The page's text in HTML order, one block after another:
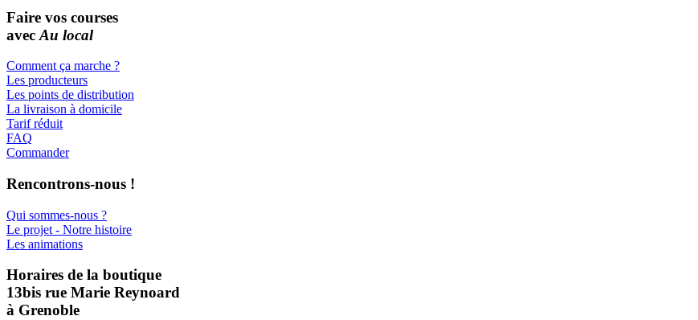
Faire vos courses
avec Au local
Comment ça marche ?
Les producteurs
Les points de distribution
La livraison à domicile
Tarif réduit
FAQ
Commander
Rencontrons-nous !
Qui sommes-nous ?
Le projet - Notre histoire
Les animations
Horaires de la boutique
13bis rue Marie Reynoard
à Grenoble